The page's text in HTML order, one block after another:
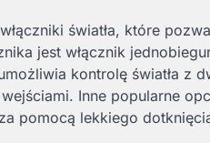
światła, które
jest włącznik
kontrolę światła z
Inne popularne
pomocą lekkiego